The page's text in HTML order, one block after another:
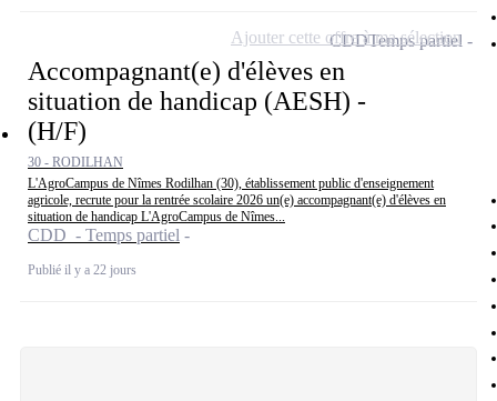
Accompagnant(e) d'élèves en
situation de handicap (AESH) -
(H/F)
30 - RODILHAN
L'AgroCampus de Nîmes Rodilhan (30), établissement public d'enseignement
agricole, recrute pour la rentrée scolaire 2026 un(e) accompagnant(e) d'élèves en
situation de handicap L'AgroCampus de Nîmes...
CDD - Temps partiel
Publié il y a 22 jours
CDDTemps partiel
Ajouter cette offre à ma sélection